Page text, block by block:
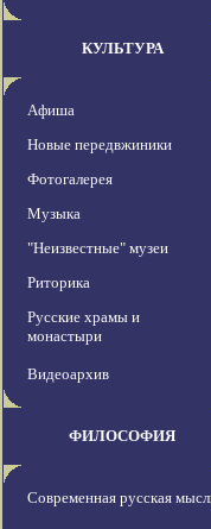
КУЛЬТУРА
Афиша
Новые передвжиники
Фотогалерея
Музыка
"Неизвестные" музеи
Риторика
Русские храмы и
монастыри
Видеоархив
ФИЛОСОФИЯ
Современная русская